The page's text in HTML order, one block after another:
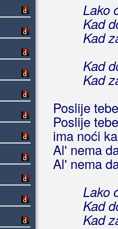
Lako
Kad
Kad
Kad
Kad
Poslije
Poslije
ima noći
Al' nema
Al' nema
Lako
Kad
Kad